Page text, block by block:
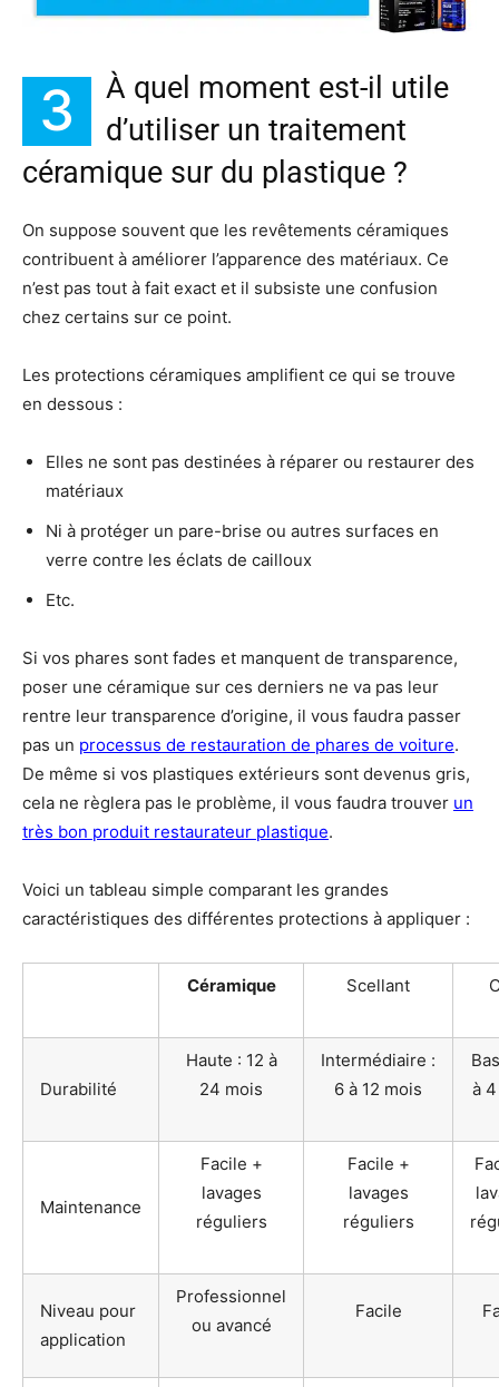
3
À quel moment est-il utile
d’utiliser un traitement
céramique sur du plastique ?
On suppose souvent que les revêtements céramiques
contribuent à améliorer l’apparence des matériaux. Ce
n’est pas tout à fait exact et il subsiste une confusion
chez certains sur ce point.
Les protections céramiques amplifient ce qui se trouve
en dessous :
Elles ne sont pas destinées à réparer ou restaurer des
matériaux
Ni à protéger un pare-brise ou autres surfaces en
verre contre les éclats de cailloux
Etc.
Si vos phares sont fades et manquent de transparence,
poser une céramique sur ces derniers ne va pas leur
rentre leur transparence d’origine, il vous faudra passer
pas un processus de restauration de phares de voiture.
De même si vos plastiques extérieurs sont devenus gris,
cela ne règlera pas le problème, il vous faudra trouver un
très bon produit restaurateur plastique.
Voici un tableau simple comparant les grandes
caractéristiques des différentes protections à appliquer :
Céramique Scellant
Durabilité
Haute : 12 à
24 mois
Intermédiaire :
6 à 12 mois
à
Maintenance
Facile +
lavages
réguliers
Facile +
lavages
réguliers
Niveau pour
application
Professionnel
ou avancé
Facile